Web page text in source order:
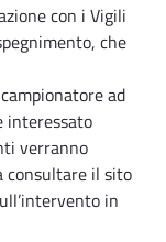
con i Vigili
che
ad
interessato
verranno
consultare il sito
in